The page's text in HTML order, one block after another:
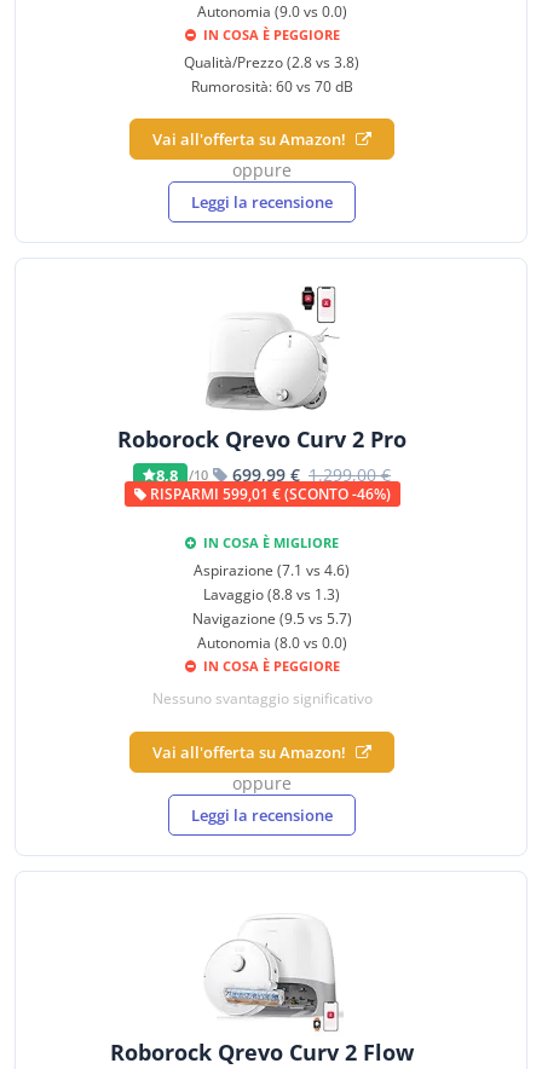
Autonomia (9.0 vs 0.0)
IN COSA È PEGGIORE
Qualità/Prezzo (2.8 vs 3.8)
Rumorosità: 60 vs 70 dB
Vai all'offerta su Amazon!
oppure
Leggi la recensione
Roborock Qrevo Curv 2 Pro
8,8 /10 699,99 € 1.299,00 €
RISPARMI 599,01 € (SCONTO -46%)
IN COSA È MIGLIORE
Aspirazione (7.1 vs 4.6)
Lavaggio (8.8 vs 1.3)
Navigazione (9.5 vs 5.7)
Autonomia (8.0 vs 0.0)
IN COSA È PEGGIORE
Nessuno svantaggio significativo
Vai all'offerta su Amazon!
oppure
Leggi la recensione
Roborock Qrevo Curv 2 Flow